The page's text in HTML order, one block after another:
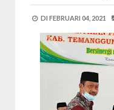
DI FEBRUARI 04, 2021